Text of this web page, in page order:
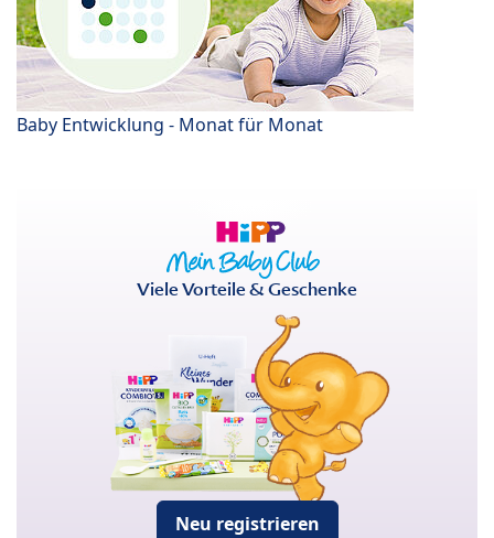
Baby Entwicklung - Monat für Monat
Viele Vorteile & Geschenke
Neu registrieren